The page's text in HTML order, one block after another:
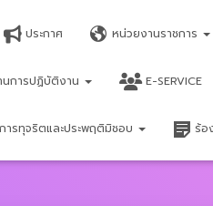
ประกาศ หน่วยงานราชการ
การปฏิบัติงาน E-SERVICE
ารทุจริตและประพฤติมิชอบ ร้อ